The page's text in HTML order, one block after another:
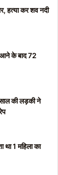
हत्या कर शव नदी
के बाद 72
की लड़की ने
1 महिला का